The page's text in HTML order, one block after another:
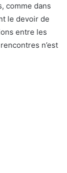
comme dans
le devoir de
entre les
n’est